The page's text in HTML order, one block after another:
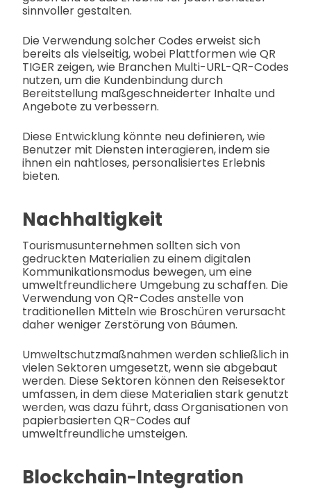
sinnvoller gestalten.
Die Verwendung solcher Codes erweist sich
bereits als vielseitig, wobei Plattformen wie QR
TIGER zeigen, wie Branchen Multi-URL-QR-Codes
nutzen, um die Kundenbindung durch
Bereitstellung maßgeschneiderter Inhalte und
Angebote zu verbessern.
Diese Entwicklung könnte neu definieren, wie
Benutzer mit Diensten interagieren, indem sie
ihnen ein nahtloses, personalisiertes Erlebnis
bieten.
Nachhaltigkeit
Tourismusunternehmen sollten sich von
gedruckten Materialien zu einem digitalen
Kommunikationsmodus bewegen, um eine
umweltfreundlichere Umgebung zu schaffen. Die
Verwendung von QR-Codes anstelle von
traditionellen Mitteln wie Broschüren verursacht
daher weniger Zerstörung von Bäumen.
Umweltschutzmaßnahmen werden schließlich in
vielen Sektoren umgesetzt, wenn sie abgebaut
werden. Diese Sektoren können den Reisesektor
umfassen, in dem diese Materialien stark genutzt
werden, was dazu führt, dass Organisationen von
papierbasierten QR-Codes auf
umweltfreundliche umsteigen.
Blockchain-Integration